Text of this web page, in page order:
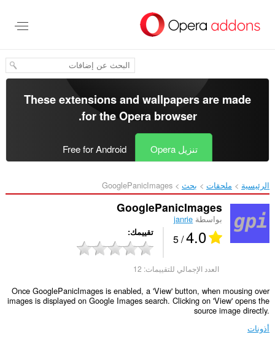
المحتوى
These extensions and wallpapers are made
for theOpera browser
.
تنزيل Opera Free for Android
الرئيسية ملحقات بحث GooglePanicImages‎
GooglePanicImages
بواسطة janrie
4.0
/ 5 تقييمك
العدد الإجمالي للتقييمات: 12
Once GooglePanicImages is enabled, a 'View' button, when mousing over
images is displayed on Google Images search. Clicking on 'View' opens the
source image directly.
أذونات